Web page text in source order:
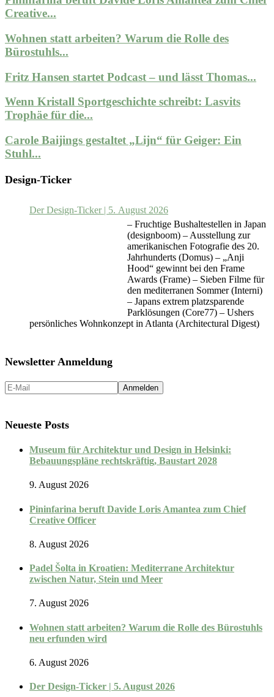
Creative...
Wohnen statt arbeiten? Warum die Rolle des
Bürostuhls...
Fritz Hansen startet Podcast – und lässt Thomas...
Wenn Kristall Sportgeschichte schreibt: Lasvits
Trophäe für die...
Carole Baijings gestaltet „Lijn“ für Geiger: Ein
Stuhl...
Design-Ticker
Der Design-Ticker | 5. August 2026
– Fruchtige Bushaltestellen in Japan
(designboom) – Ausstellung zur
amerikanischen Fotografie des 20.
Jahrhunderts (Domus) – „Anji
Hood“ gewinnt bei den Frame
Awards (Frame) – Sieben Filme für
den mediterranen Sommer (Interni)
– Japans extrem platzsparende
Parklösungen (Core77) – Ushers
persönliches Wohnkonzept in Atlanta (Architectural Digest)
Newsletter Anmeldung
Neueste Posts
Museum für Architektur und Design in Helsinki:
Bebauungspläne rechtskräftig, Baustart 2028
9. August 2026
Pininfarina beruft Davide Loris Amantea zum Chief
Creative Officer
8. August 2026
Padel Šolta in Kroatien: Mediterrane Architektur
zwischen Natur, Stein und Meer
7. August 2026
Wohnen statt arbeiten? Warum die Rolle des Bürostuhls
neu erfunden wird
6. August 2026
Der Design-Ticker | 5. August 2026